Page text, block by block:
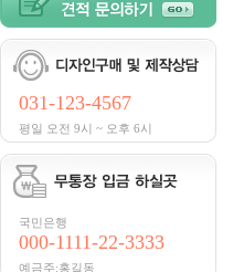
031-123-4567
평일 오전 9시 ~ 오후 6시
국민은행
000-1111-22-3333
예금주:홍길동